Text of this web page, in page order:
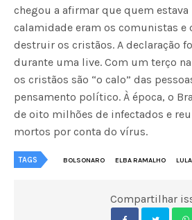
chegou a afirmar que quem estava
calamidade eram os comunistas e
destruir os cristãos. A declaração
durante uma live. Com um terço
os cristãos são “o calo” das
pensamento político. À época, o
de oito milhões de infectados e
mortos por conta do vírus.
TAGS BOLSONARO ELBA RAMALHO LULA
Compartilhar